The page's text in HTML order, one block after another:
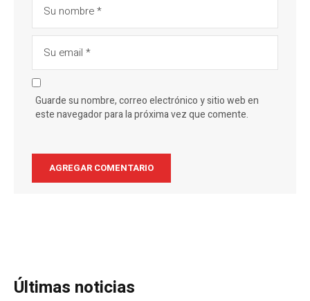
Guarde su nombre, correo electrónico y sitio web en
este navegador para la próxima vez que comente.
Últimas noticias